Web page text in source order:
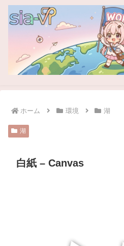
ホーム 環境 湖
湖
白紙 – Canvas